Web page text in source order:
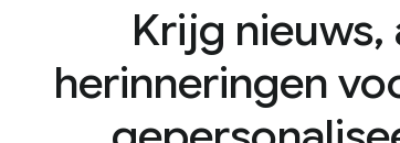
Krijg nieuws,
herinneringen